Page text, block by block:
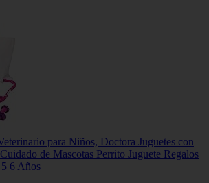
para Niños, Doctora Juguetes con
de Mascotas Perrito Juguete Regalos
6 Años